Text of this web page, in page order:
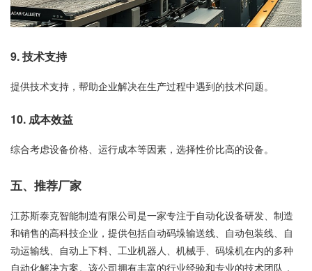
9. 技术支持
提供技术支持，帮助企业解决在生产过程中遇到的技术问题。
10. 成本效益
综合考虑设备价格、运行成本等因素，选择性价比高的设备。
五、推荐厂家
江苏斯泰克智能制造有限公司是一家专注于自动化设备研发、制造
和销售的高科技企业，提供包括自动码垛输送线、自动包装线、自
动运输线、自动上下料、工业机器人、机械手、码垛机在内的多种
自动化解决方案。该公司拥有丰富的行业经验和专业的技术团队，